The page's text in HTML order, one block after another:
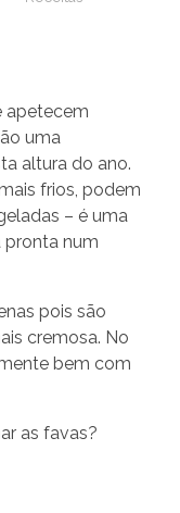
apetecem
uma
altura do ano.
frios, podem
– é uma
num
pois são
cremosa. No
bem com
as favas?